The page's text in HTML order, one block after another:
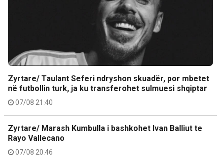
Zyrtare/ Taulant Seferi ndryshon skuadër, por mbetet
në futbollin turk, ja ku transferohet sulmuesi shqiptar
07/08 21:40
Zyrtare/ Marash Kumbulla i bashkohet Ivan Balliut te
Rayo Vallecano
07/08 20:46